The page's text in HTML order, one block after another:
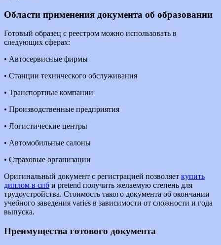
Области применения документа об образовании
Готовый образец с реестром можно использовать в
следующих сферах:
• Автосервисные фирмы
• Станции технического обслуживания
• Транспортные компании
• Производственные предприятия
• Логистические центры
• Автомобильные салоны
• Страховые организации
Оригинальный документ с регистрацией позволяет купить
диплом в спб и pretend получить желаемую степень для
трудоустройства. Стоимость такого документа об окончании
учебного заведения varies в зависимости от сложности и года
выпуска.
Преимущества готового документа